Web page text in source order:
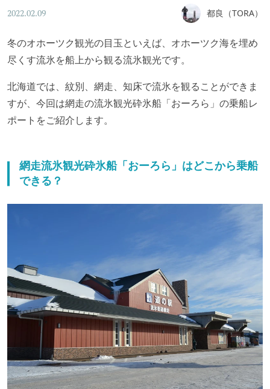
2022.02.09 都良（TORA）
冬のオホーツク観光の目玉といえば、オホーツク海を埋め
尽くす流氷を船上から観る流氷観光です。
北海道では、紋別、網走、知床で流氷を観ることができま
すが、今回は網走の流氷観光砕氷船「おーろら」の乗船レ
ポートをご紹介します。
網走流氷観光砕氷船「おーろら」はどこから乗船
できる？